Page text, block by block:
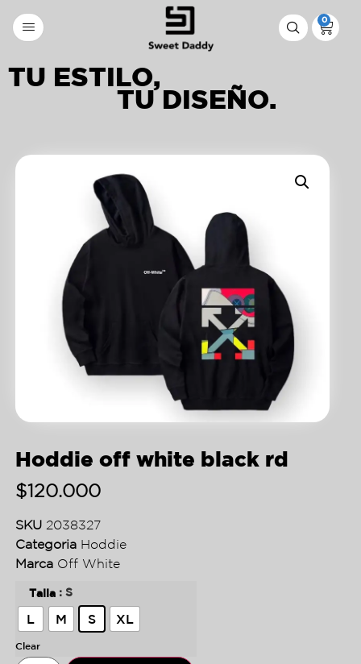
0
TU ESTILO,
TU DISEÑO.
Hoddie off white black rd
$120.000
SKU 2038327
Categoria Hoddie
Marca Off White
Talla : S
L M S XL
Clear